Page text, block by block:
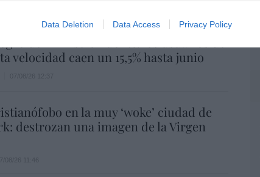
Data Deletion Data Access Privacy Policy
velocidad caen un 15,5% hasta junio
en la muy ‘woke’ ciudad de
destrozan una imagen de la Virgen